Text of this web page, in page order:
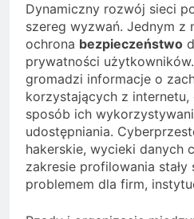
Dynamiczny rozwój sieci
szereg wyzwań. Jednym z
ochrona bezpieczeństwo
prywatności
gromadzi informacje o
korzystających z
sposób ich
udostępniania.
hakerskie, wycieki danych
zakresie profilowania stały
problemem dla firm,